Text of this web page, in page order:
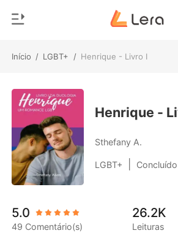
Início / LGBT+ / Henrique - Livro I
Loja
Histórico
Sair
Baixar App
Gênero
Moderno
Lobisomem
Contos
Bilionários
Henrique -
Sthefany A.
LGBT+ Concluído
5.0
49 Comentário(s)
26.2K
Leituras